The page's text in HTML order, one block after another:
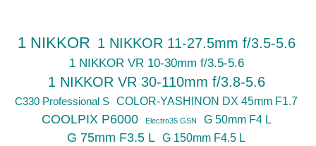
1 NIKKOR 1 NIKKOR 11-27.5mm f/3.5-5.6
1 NIKKOR VR 10-30mm f/3.5-5.6
1 NIKKOR VR 30-110mm f/3.8-5.6
C330 Professional S COLOR-YASHINON DX 45mm F1.7
COOLPIX P6000 Electro35 GSN G 50mm F4 L
G 75mm F3.5 L G 150mm F4.5 L